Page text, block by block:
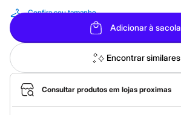
Blusas e Camisetas
Básicos
Calças
Casacos e Jaquetas
Jeans
Macacões
Saias
Shorts e Bermudas
Vestidos
Confira seu tamanho
Adicionar à sacola
Encontrar similares
Consultar produtos em lojas proximas